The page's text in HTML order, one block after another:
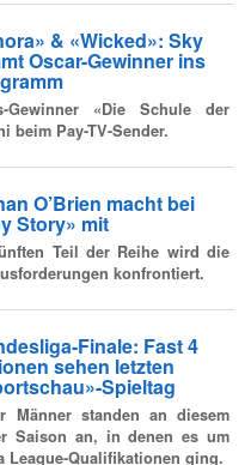
& «Wicked»: Sky
Oscar-Gewinner ins
Gewinner «Die Schule der
beim Pay-TV-Sender.
O’Brien macht bei
Story» mit
Teil der Reihe wird die
konfrontiert.
Finale: Fast 4
sehen letzten
Spieltag
Männer standen an diesem
Saison an, in denen es um
League-Qualifikationen ging.